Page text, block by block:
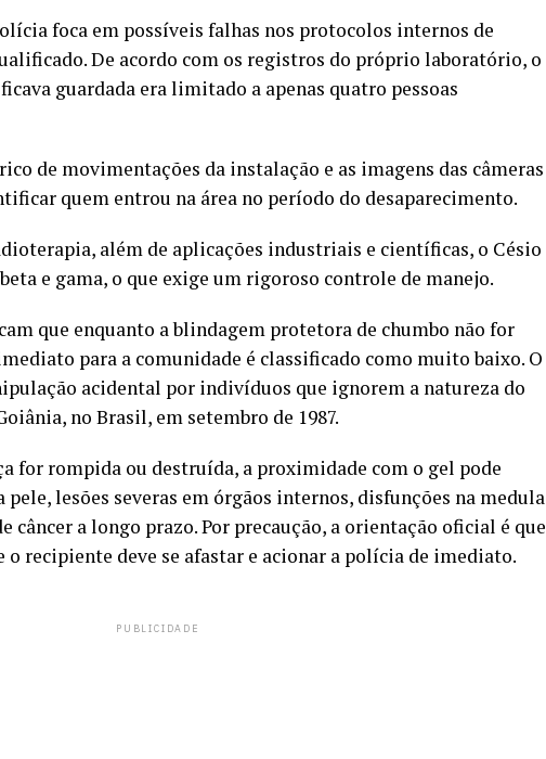
foca em possíveis falhas nos protocolos internos de
De acordo com os registros do próprio laboratório, o
guardada era limitado a apenas quatro pessoas
de movimentações da instalação e as imagens das câmeras
quem entrou na área no período do desaparecimento.
além de aplicações industriais e científicas, o Césio
e gama, o que exige um rigoroso controle de manejo.
que enquanto a blindagem protetora de chumbo não for
para a comunidade é classificado como muito baixo. O
acidental por indivíduos que ignorem a natureza do
no Brasil, em setembro de 1987.
for rompida ou destruída, a proximidade com o gel pode
pele, lesões severas em órgãos internos, disfunções na medula
câncer a longo prazo. Por precaução, a orientação oficial é que
o recipiente deve se afastar e acionar a polícia de imediato.
PUBLICIDADE